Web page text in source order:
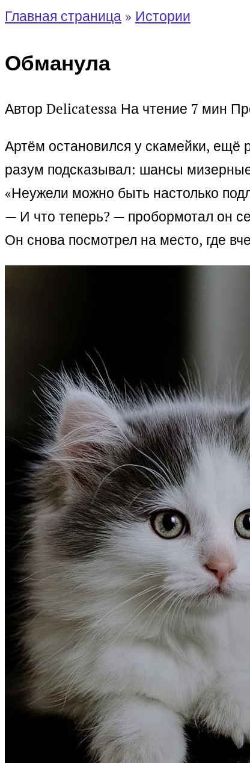
Главная страница » Истории
Обманула
Автор Delicatessa На чтение 7 мин
Артём остановился у скамейки, ещё
разум подсказывал: шансы
«Неужели можно быть настолько
— И что теперь? — пробормотал он
Он снова посмотрел на место, где